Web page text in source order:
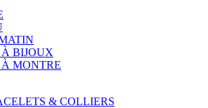
À BIJOUX
À MONTRE
& COLLIERS